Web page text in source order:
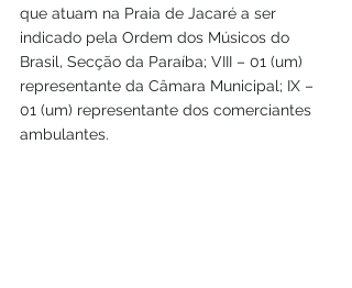
que atuam na Praia de Jacaré a ser
indicado pela Ordem dos Músicos do
Brasil, Secção da Paraíba; VIII – 01 (um)
representante da Câmara Municipal; IX –
01 (um) representante dos comerciantes
ambulantes.